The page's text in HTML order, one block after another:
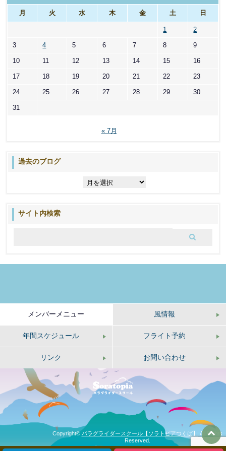
ー
月 火 水 木 金 土 日
1 2
3 4 5 6 7 8 9
10 11 12 13 14 15 16
17 18 19 20 21 22 23
24 25 26 27 28 29 30
31
« 7月
過去のブログ
サイト内検索
メンバーメニュー 風情報
年間スケジュール フライト予約
リンク お問い合わせ
Copyright© パラグライダースクール【ソラトピアつくば】
All Rights
Reserved.